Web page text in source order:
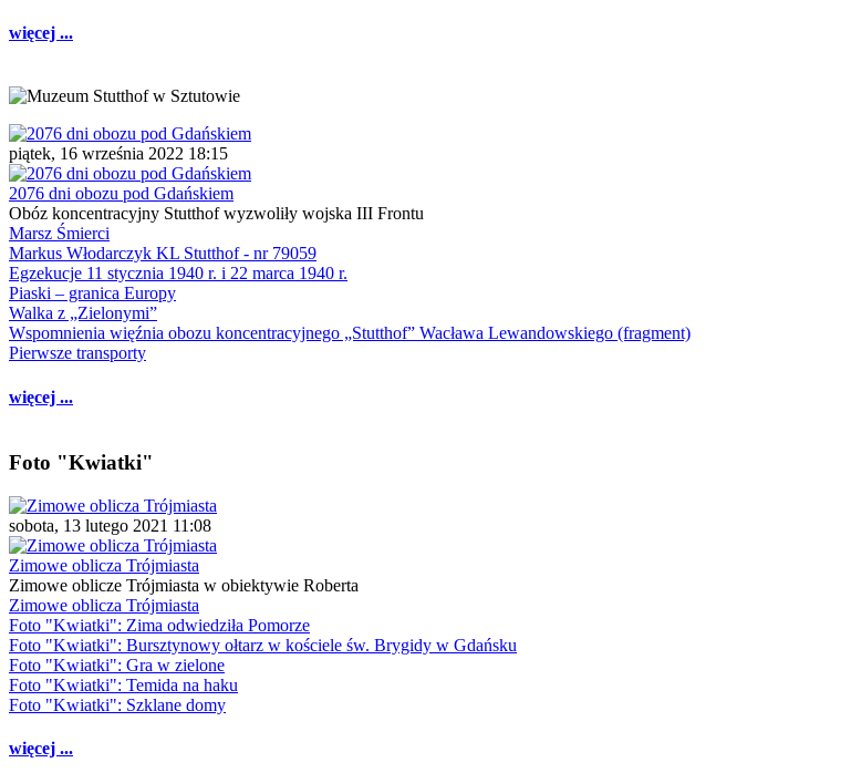
więcej ...
piątek, 16 września 2022 18:15
2076 dni obozu pod Gdańskiem
Obóz koncentracyjny Stutthof wyzwoliły wojska III Frontu
Marsz Śmierci
Markus Włodarczyk KL Stutthof - nr 79059
Egzekucje 11 stycznia 1940 r. i 22 marca 1940 r.
Piaski – granica Europy
Walka z „Zielonymi”
Wspomnienia więźnia obozu koncentracyjnego „Stutthof” Wacława Lewandowskiego (fragment)
Pierwsze transporty
więcej ...
Foto "Kwiatki"
sobota, 13 lutego 2021 11:08
Zimowe oblicza Trójmiasta
Zimowe oblicze Trójmiasta w obiektywie Roberta
Zimowe oblicza Trójmiasta
Foto "Kwiatki": Zima odwiedziła Pomorze
Foto "Kwiatki": Bursztynowy ołtarz w kościele św. Brygidy w Gdańsku
Foto "Kwiatki": Gra w zielone
Foto "Kwiatki": Temida na haku
Foto "Kwiatki": Szklane domy
więcej ...